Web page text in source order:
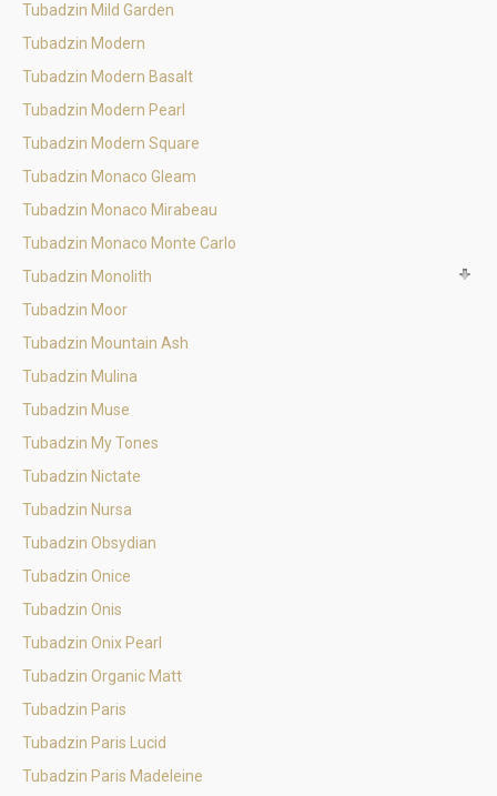
Tubadzin Mild Garden
Tubadzin Modern
Tubadzin Modern Basalt
Tubadzin Modern Pearl
Tubadzin Modern Square
Tubadzin Monaco Gleam
Tubadzin Monaco Mirabeau
Tubadzin Monaco Monte Carlo
Tubadzin Monolith
Tubadzin Moor
Tubadzin Mountain Ash
Tubadzin Mulina
Tubadzin Muse
Tubadzin My Tones
Tubadzin Nictate
Tubadzin Nursa
Tubadzin Obsydian
Tubadzin Onice
Tubadzin Onis
Tubadzin Onix Pearl
Tubadzin Organic Matt
Tubadzin Paris
Tubadzin Paris Lucid
Tubadzin Paris Madeleine